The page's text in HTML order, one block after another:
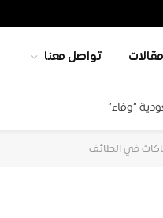
مقالات تواصل معنا
“وفاء”
في الطائف